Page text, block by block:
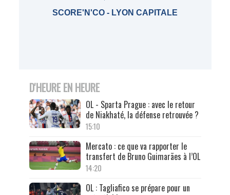
SCORE'N'CO - LYON CAPITALE
D'HEURE EN HEURE
OL - Sparta Prague : avec le retour
de Niakhaté, la défense retrouvée ?
15:10
Mercato : ce que va rapporter le
transfert de Bruno Guimarães à l’OL
14:20
OL : Tagliafico se prépare pour un